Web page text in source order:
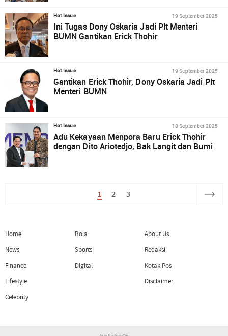
Hot Issue 19 September 2025
Ini Tugas Dony Oskaria Jadi Plt Menteri
BUMN Gantikan Erick Thohir
Hot Issue 19 September 2025
Gantikan Erick Thohir, Dony Oskaria Jadi Plt
Menteri BUMN
Hot Issue 18 September 2025
Adu Kekayaan Menpora Baru Erick Thohir
dengan Dito Ariotedjo, Bak Langit dan Bumi
1 2 3
Home
News
Finance
Lifestyle
Celebrity
Bola
Sports
Digital
About Us
Redaksi
Kotak Pos
Disclaimer